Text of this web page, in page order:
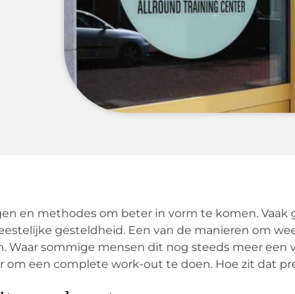
en methodes om beter in vorm te komen. Vaak
gesteldheid. Een van de manieren om
Waar sommige mensen dit nog steeds meer een
om een complete work-out te doen. Hoe zit dat